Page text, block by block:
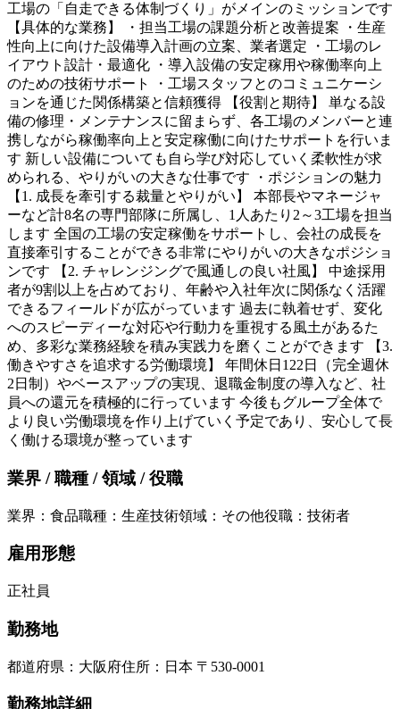
工場の「自走できる体制づくり」がメインのミッションです
【具体的な業務】 ・担当工場の課題分析と改善提案 ・生産
性向上に向けた設備導入計画の立案、業者選定 ・工場のレ
イアウト設計・最適化 ・導入設備の安定稼用や稼働率向上
のための技術サポート ・工場スタッフとのコミュニケーシ
ョンを通じた関係構築と信頼獲得 【役割と期待】 単なる設
備の修理・メンテナンスに留まらず、各工場のメンバーと連
携しながら稼働率向上と安定稼働に向けたサポートを行いま
す 新しい設備についても自ら学び対応していく柔軟性が求
められる、やりがいの大きな仕事です ・ポジションの魅力
【1. 成長を牽引する裁量とやりがい】 本部長やマネージャ
ーなど計8名の専門部隊に所属し、1人あたり2～3工場を担当
します 全国の工場の安定稼働をサポートし、会社の成長を
直接牽引することができる非常にやりがいの大きなポジショ
ンです 【2. チャレンジングで風通しの良い社風】 中途採用
者が9割以上を占めており、年齢や入社年次に関係なく活躍
できるフィールドが広がっています 過去に執着せず、変化
へのスピーディーな対応や行動力を重視する風土があるた
め、多彩な業務経験を積み実践力を磨くことができます 【3.
働きやすさを追求する労働環境】 年間休日122日（完全週休
2日制）やベースアップの実現、退職金制度の導入など、社
員への還元を積極的に行っています 今後もグループ全体で
より良い労働環境を作り上げていく予定であり、安心して長
く働ける環境が整っています
業界 / 職種 / 領域 / 役職
業界 ： 食品職種 ： 生産技術領域 ： その他役職 ： 技術者
雇用形態
正社員
勤務地
都道府県 ： 大阪府住所 ： 日本 〒530-0001
勤務地詳細